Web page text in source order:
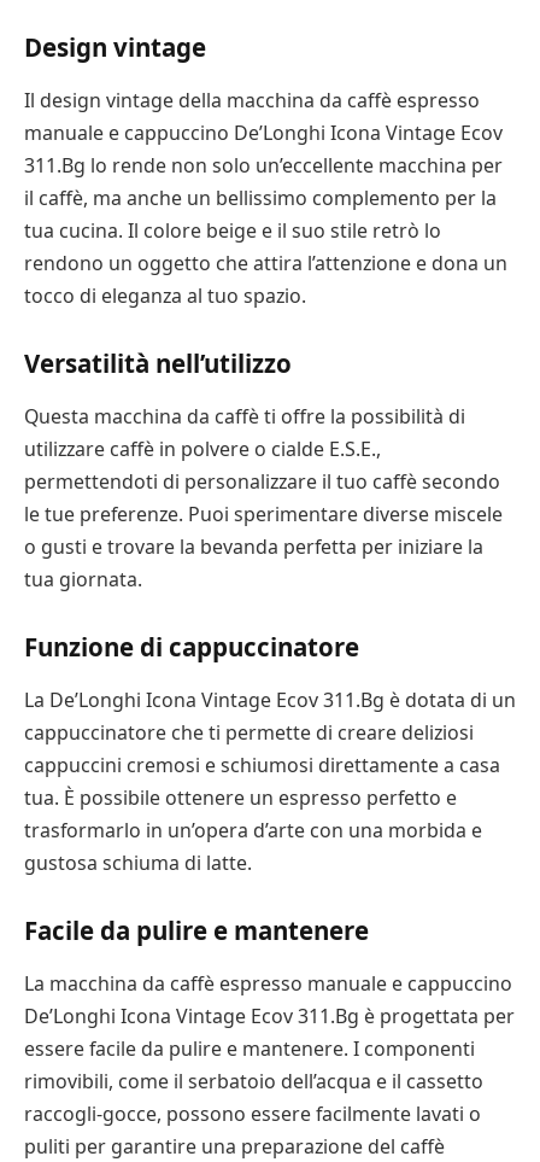
Design vintage
Il design vintage della macchina da caffè espresso
manuale e cappuccino De’Longhi Icona Vintage Ecov
311.Bg lo rende non solo un’eccellente macchina per
il caffè, ma anche un bellissimo complemento per la
tua cucina. Il colore beige e il suo stile retrò lo
rendono un oggetto che attira l’attenzione e dona un
tocco di eleganza al tuo spazio.
Versatilità nell’utilizzo
Questa macchina da caffè ti offre la possibilità di
utilizzare caffè in polvere o cialde E.S.E.,
permettendoti di personalizzare il tuo caffè secondo
le tue preferenze. Puoi sperimentare diverse miscele
o gusti e trovare la bevanda perfetta per iniziare la
tua giornata.
Funzione di cappuccinatore
La De’Longhi Icona Vintage Ecov 311.Bg è dotata di un
cappuccinatore che ti permette di creare deliziosi
cappuccini cremosi e schiumosi direttamente a casa
tua. È possibile ottenere un espresso perfetto e
trasformarlo in un’opera d’arte con una morbida e
gustosa schiuma di latte.
Facile da pulire e mantenere
La macchina da caffè espresso manuale e cappuccino
De’Longhi Icona Vintage Ecov 311.Bg è progettata per
essere facile da pulire e mantenere. I componenti
rimovibili, come il serbatoio dell’acqua e il cassetto
raccogli-gocce, possono essere facilmente lavati o
puliti per garantire una preparazione del caffè